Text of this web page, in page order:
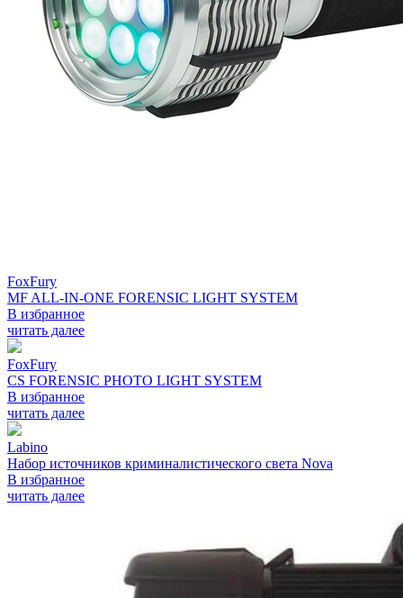
FoxFury
MF ALL-IN-ONE FORENSIC LIGHT SYSTEM
В избранное
читать далее
FoxFury
CS FORENSIC PHOTO LIGHT SYSTEM
В избранное
читать далее
Labino
Набор источников криминалистического света Nova
В избранное
читать далее